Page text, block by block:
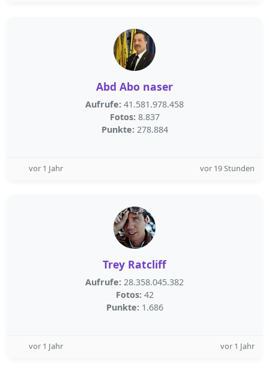
Abd Abo naser
Aufrufe: 41.581.978.458
Fotos: 8.837
Punkte: 278.884
vor 1 Jahr vor 19 Stunden
Trey Ratcliff
Aufrufe: 28.358.045.382
Fotos: 42
Punkte: 1.686
vor 1 Jahr vor 1 Jahr